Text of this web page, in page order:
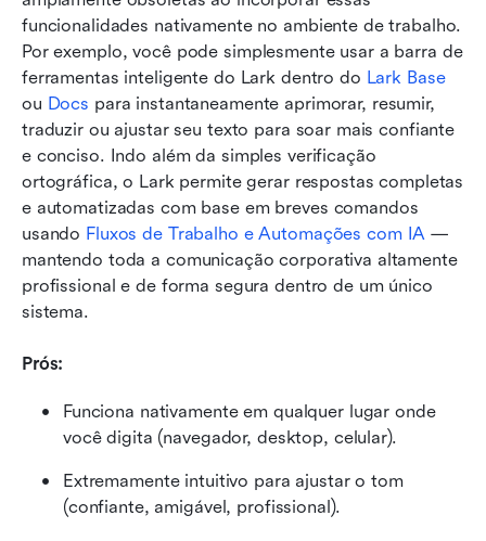
funcionalidades nativamente no ambiente de trabalho.
Por exemplo, você pode simplesmente usar a barra de
ferramentas inteligente do Lark dentro do
Lark Base
ou Docs para instantaneamente aprimorar, resumir,
traduzir ou ajustar seu texto para soar mais confiante
e conciso. Indo além da simples verificação
ortográfica, o Lark permite gerar respostas completas
e automatizadas com base em breves comandos
usando Fluxos de Trabalho e Automações com IA —
mantendo toda a comunicação corporativa altamente
profissional e de forma segura dentro de um único
sistema.
Prós:
Funciona nativamente em qualquer lugar onde
você digita (navegador, desktop, celular).
Extremamente intuitivo para ajustar o tom
(confiante, amigável, profissional).